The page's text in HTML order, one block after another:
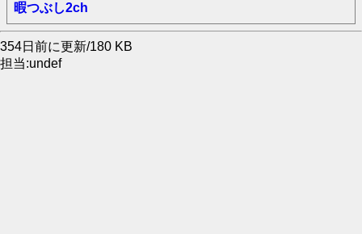
暇つぶし2ch
354日前に更新/180 KB
担当:undef